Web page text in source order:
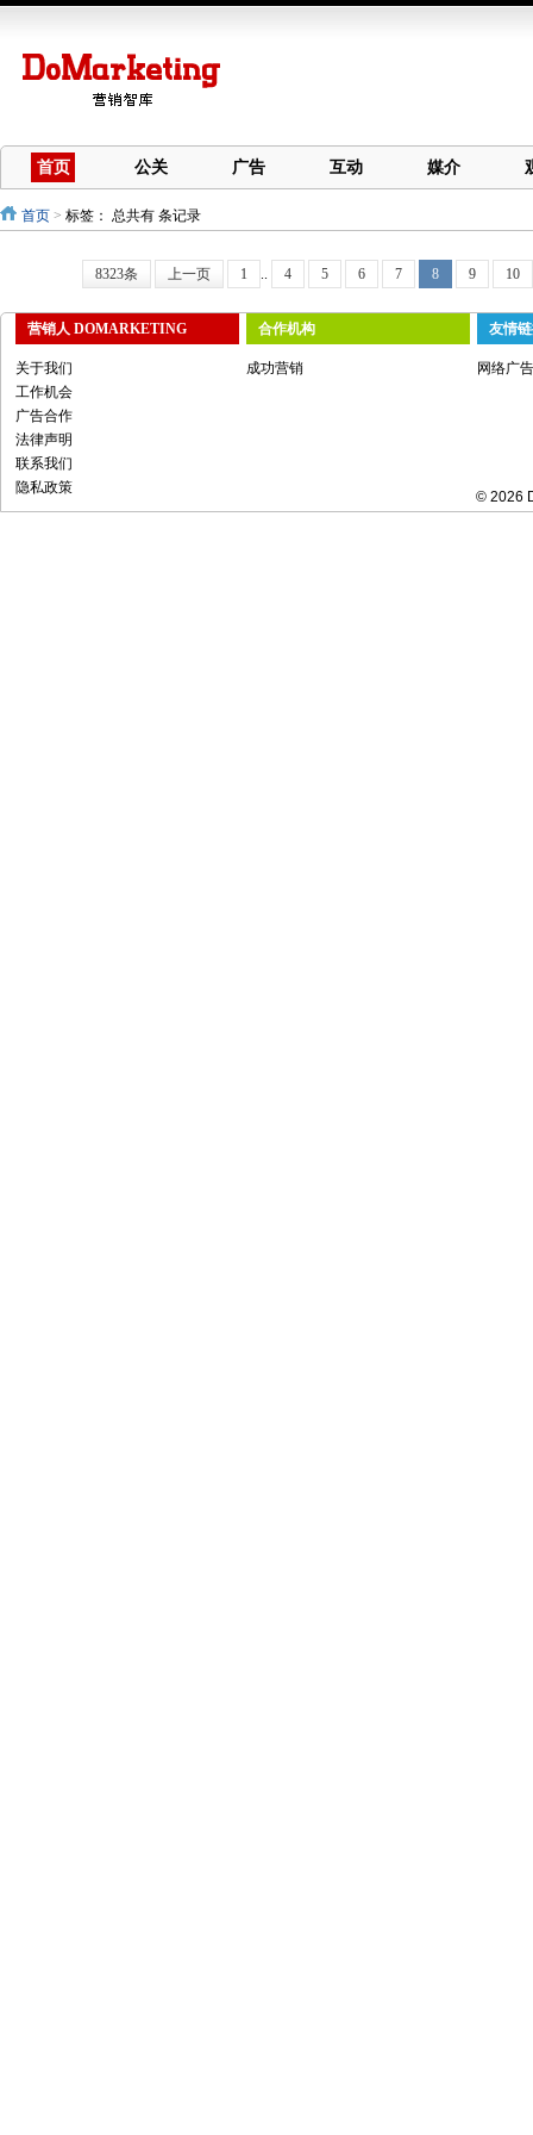
首页 公关 广告 互动 媒介
首页 > 标签： 总共有 条记录
8323条 上一页 1 .. 4 5 6 7 8 9 10
营销人 DOMARKETING
关于我们
工作机会
广告合作
法律声明
联系我们
隐私政策
合作机构
成功营销
友情
网络广
© 2026